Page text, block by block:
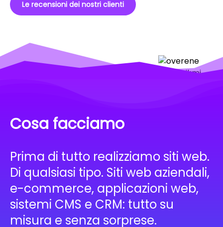
Le recensioni dei nostri clienti
Cosa facciamo
Prima di tutto realizziamo siti web.
Di qualsiasi tipo. Siti web aziendali,
e-commerce, applicazioni web,
sistemi CMS e CRM: tutto su
misura e senza sorprese.